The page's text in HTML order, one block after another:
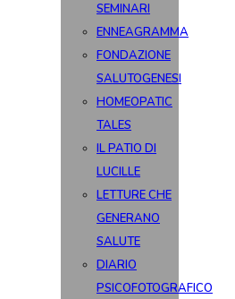
SEMINARI
ENNEAGRAMMA
FONDAZIONE
SALUTOGENESI
HOMEOPATIC
TALES
IL PATIO DI
LUCILLE
LETTURE CHE
GENERANO
SALUTE
DIARIO
PSICOFOTOGRAFICO